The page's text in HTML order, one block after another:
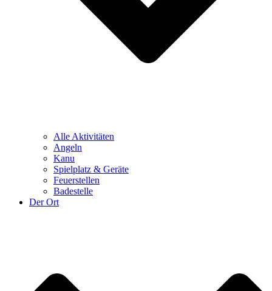
Alle Aktivitäten
Angeln
Kanu
Spielplatz & Geräte
Feuerstellen
Badestelle
Der Ort